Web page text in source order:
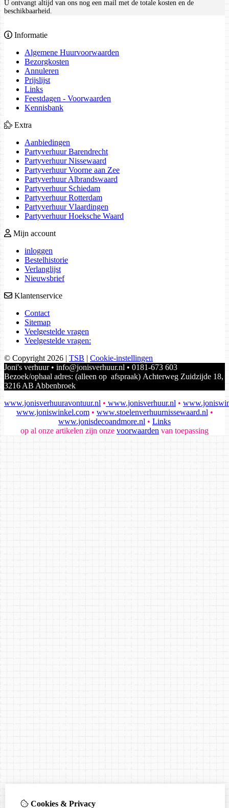
U ontvangt altijd van ons nog een mail met de totale kosten en de
beschikbaarheid.
Informatie
Algemene Huurvoorwaarden
Bezorgkosten
Annuleren
Prijslijst
Links
Feestdagen - Voorwaarden
Kennisbank
Extra
Aanbiedingen
Partyverhuur Barendrecht
Partyverhuur Nissewaard
Partyverhuur Voorne aan Zee
Partyverhuur Albrandswaard
Partyverhuur Schiedam
Partyverhuur Rotterdam
Partyverhuur Vlaardingen
Partyverhuur Hoeksche Waard
Mijn account
inloggen
Bestelhistorie
Verlanglijst
Nieuwsbrief
Klantenservice
Contact
Sitemap
Veelgestelde vragen
Veelgestelde vragen:
© Copyright 2026 | TSB | Cookie-instellingen
Joni's verhuur • info@jonisverhuur.nl • 0181-673 603
Bezoek/ophaal adres: (alleen op afspraak) Achterweg Zuidzijde 18,
3216 AB Abbenbroek
www.jonisverhuuravontuur.nl • www.jonisverhuur.nl •
www.joniswinkel.com• www.stoelenverhuurnissewaard.nl •
www.jonisdecoandmore.nl • Links
op al onze artikelen zijn onze voorwaarden van toepassing
Cookies & Privacy